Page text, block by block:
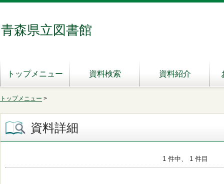
青森県立図書館
トップメニュー 資料検索 資料紹介
トップメニュー >
資料詳細
1 件中、 1 件目